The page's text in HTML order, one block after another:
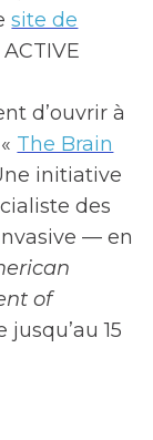
site de
d’ouvrir à
The Brain
initiative
des
— en
of
jusqu’au 15